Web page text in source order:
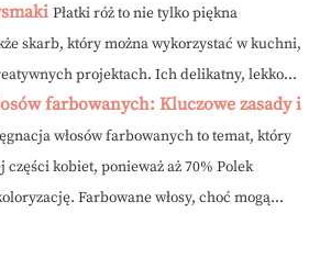
Płatki róż to nie tylko piękna
skarb, który można wykorzystać w kuchni,
projektach. Ich delikatny, lekko...
farbowanych: Kluczowe zasady i
włosów farbowanych to temat, który
części kobiet, ponieważ aż 70% Polek
Farbowane włosy, choć mogą...